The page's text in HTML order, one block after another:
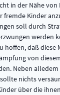
in der Nähe
fremde Kinder
soll durch
werden
hoffen, daß diese
von
Neben
nichts
über die